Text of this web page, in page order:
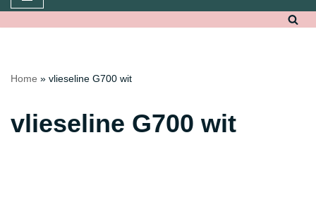
Home » vlieseline G700 wit
vlieseline G700 wit